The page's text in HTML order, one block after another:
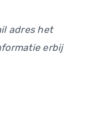
adres het
erbij